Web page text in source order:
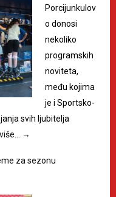
Porcijunkulov
o donosi
nekoliko
programskih
noviteta,
među kojima
je i Sportsko-
svih ljubitelja
→
za sezonu